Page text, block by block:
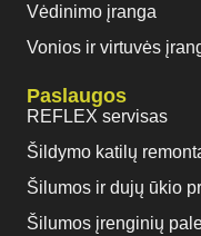
Vėdinimo įranga
Vonios ir virtuvės
Paslaugos
REFLEX servisas
Šildymo katilų
Šilumos ir dujų ūkio
Šilumos įrenginių